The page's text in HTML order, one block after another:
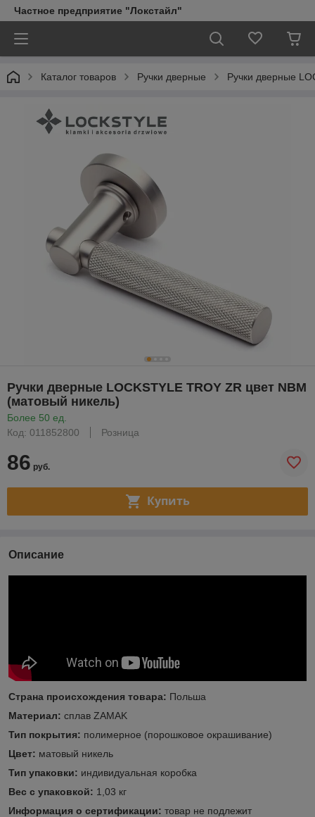
Частное предприятие "Локстайл"
Каталог товаров Ручки дверные Ручки дверные
Ручки дверные LOCKSTYLE TROY ZR цвет NBM
(матовый никель)
Более 50 ед.
Код: 011852800
Розница
86 руб.
Купить
Описание
Страна происхождения товара: Польша
Материал: сплав ZAMAK
Тип покрытия: полимерное (порошковое окрашивание)
Цвет: матовый никель
Тип упаковки: индивидуальная коробка
Вес с упаковкой: 1,03 кг
Информация о сертификации: товар не подлежит